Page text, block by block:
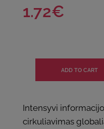
1.72€
Intensyvi
cirkuliavimas